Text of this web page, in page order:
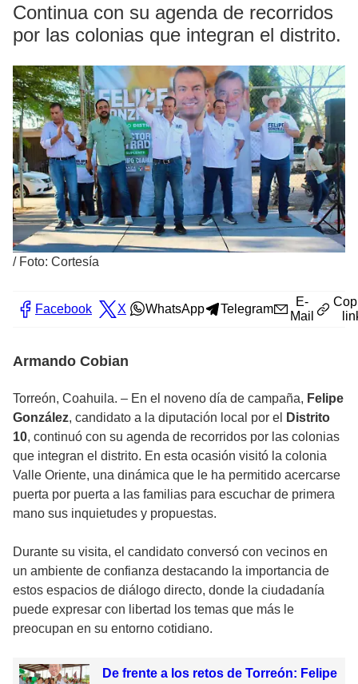
Continua con su agenda de recorridos
por las colonias que integran el distrito.
/ Foto: Cortesía
Facebook X WhatsApp Telegram
E-
Mail
Armando Cobian
Torreón, Coahuila. – En el noveno día de campaña, Felipe
González, candidato a la diputación local por el
Distrito
10, continuó con su agenda de recorridos por las colonias
que integran el distrito. En esta ocasión visitó la colonia
Valle Oriente, una dinámica que le ha permitido acercarse
puerta por puerta a las familias para escuchar de primera
mano sus inquietudes y propuestas.
Durante su visita, el candidato conversó con vecinos en
un ambiente de confianza destacando la importancia de
estos espacios de diálogo directo, donde la ciudadanía
puede expresar con libertad los temas que más le
preocupan en su entorno cotidiano.
De frente a los retos de Torreón: Felipe